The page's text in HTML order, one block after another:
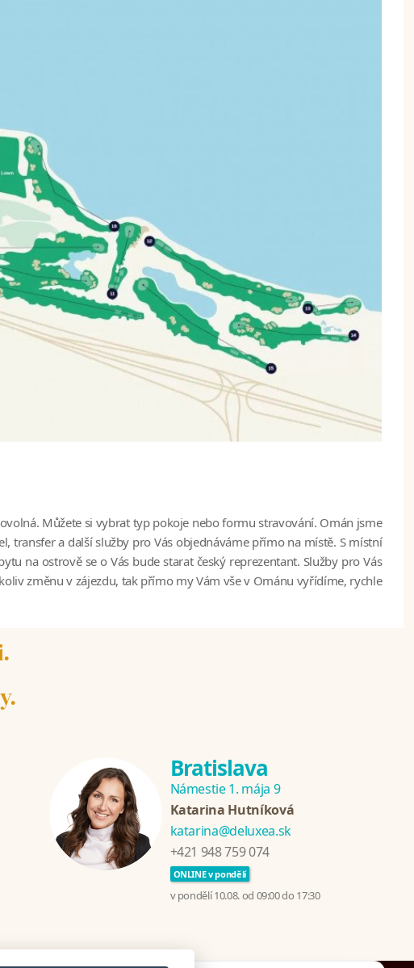
Můžete si vybrat typ pokoje nebo formu stravování. Omán jsme
transfer a další služby pro Vás objednáváme přímo na místě. S místní
na ostrově se o Vás bude starat český reprezentant. Služby pro Vás
změnu v zájezdu, tak přímo my Vám vše v Ománu vyřídíme, rychle
Bratislava
Námestie 1. mája 9
Katarina Hutníková
katarina@deluxea.sk
+421 948 759 074
ONLINE v pondělí
v pondělí 10.08. od 09:00 do 17:30